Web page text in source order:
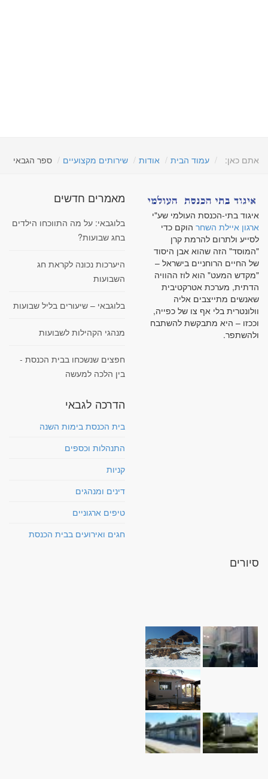
אתם כאן: עמוד הבית אודות שירותים מקצועיים ספר הגבאי
איגוד בתי-הכנסת העולמי שע"י
ארגון איילת השחר הוקם כדי
לסייע ולתרום להרמת קרן
"המוסד" הזה שהוא אבן היסוד
של החיים הרוחניים בישראל –
"מקדש המעט" הוא לוז ההוויה
הדתית, מערכת אטרקטיבית
שאנשים מתייצבים אליה
וולונטרית בלי אף צו של כפייה,
וככזו – היא מתבקשת להשתבח
ולהשתפר.
מאמרים חדשים
בלוגבאי: על מה התווכחו הילדים
בחג שבועות?
היערכות נכונה לקראת חג
השבועות
בלוגבאי – שיעורים בליל שבועות
מנהגי הקהילות לשבועות
חפצים שנשכחו בבית הכנסת -
בין הלכה למעשה
הדרכה לגבאי
בית הכנסת בימות השנה
התנהלות וכספים
קניות
דינים ומנהגים
טיפים ארגוניים
חגים ואירועים בבית הכנסת
סיורים